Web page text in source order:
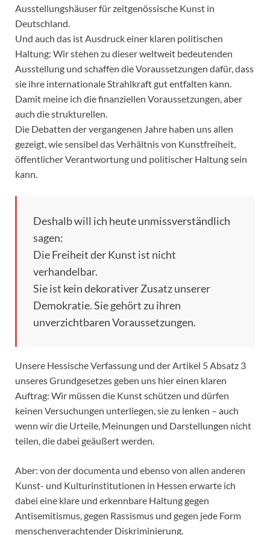
Ausstellungshäuser für zeitgenössische Kunst in
Deutschland.
Und auch das ist Ausdruck einer klaren politischen
Haltung: Wir stehen zu dieser weltweit bedeutenden
Ausstellung und schaffen die Voraussetzungen dafür, dass
sie ihre internationale Strahlkraft gut entfalten kann.
Damit meine ich die finanziellen Voraussetzungen, aber
auch die strukturellen.
Die Debatten der vergangenen Jahre haben uns allen
gezeigt, wie sensibel das Verhältnis von Kunstfreiheit,
öffentlicher Verantwortung und politischer Haltung sein
kann.
Deshalb will ich heute unmissverständlich
sagen:
Die Freiheit der Kunst ist nicht
verhandelbar.
Sie ist kein dekorativer Zusatz unserer
Demokratie. Sie gehört zu ihren
unverzichtbaren Voraussetzungen.
Unsere Hessische Verfassung und der Artikel 5 Absatz 3
unseres Grundgesetzes geben uns hier einen klaren
Auftrag: Wir müssen die Kunst schützen und dürfen
keinen Versuchungen unterliegen, sie zu lenken – auch
wenn wir die Urteile, Meinungen und Darstellungen nicht
teilen, die dabei geäußert werden.
Aber: von der documenta und ebenso von allen anderen
Kunst- und Kulturinstitutionen in Hessen erwarte ich
dabei eine klare und erkennbare Haltung gegen
Antisemitismus, gegen Rassismus und gegen jede Form
menschenverachtender Diskriminierung.